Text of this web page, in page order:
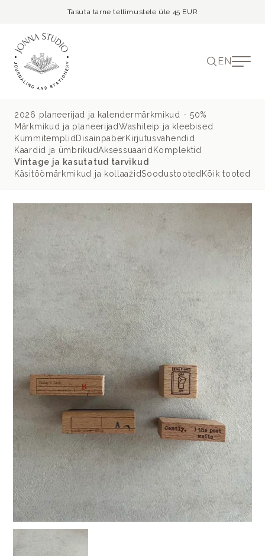
Tasuta tarne tellimustele üle 45 EUR
EN
2026 planeerijad ja kalendermärkmikud - 50%
Märkmikud ja planeerijadWashiteip ja kleebised
Kummitemplid DisainpaberKirjutusvahendid
Kaardid ja ümbrikudAksessuaarid Komplektid
Vintage ja kasutatud tarvikud
Käsitöömärkmikud ja kollaažidSoodustooted Kõik tooted